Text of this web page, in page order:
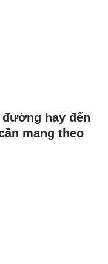
hay đến
mang theo